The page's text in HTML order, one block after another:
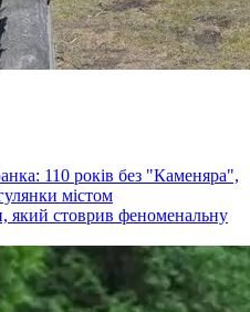
110 років без "Каменяра",
містом
який стоврив феноменальну